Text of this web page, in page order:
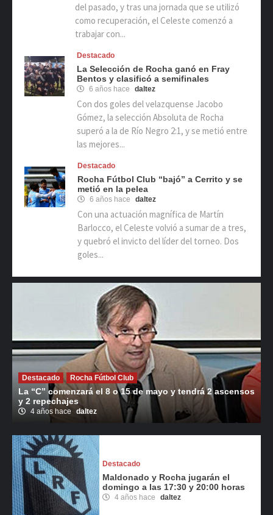
del pasado, y tras una jornada que se utilizó
como recuperación, el Celeste comenzó a
trabajar con...
Destacado
La Selección de Rocha ganó en Fray
Bentos y clasificó a semifinales
6 años hace daltez
Con dos goles del velazquense Jacobo
Gómez, la selección Absoluta de Rocha
superó a la de Río Negro 2:1, y se metió entre
las mejores...
Destacado
Rocha Fútbol Club “bajó” a Cerrito y se
metió en la pelea
6 años hace daltez
Con una actuación magnífica de Martín
Barlocco, el Celeste volvió a sumar de a tres,
y quebró el invicto del líder del torneo. Dos
goles...
Destacado Rocha Fútbol Club
La “C” comenzará el 8 o 15 de mayo y tendrá 2 ascensos
y 2 repechajes
4 años hace daltez
Destacado
Maldonado y Rocha jugarán el
domingo a las 17:30 y 20:00 horas
4 años hace daltez